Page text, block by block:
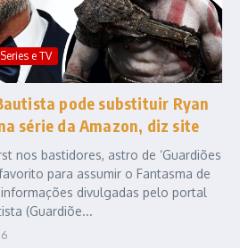
Series e TV
pode substituir Ryan
série da Amazon, diz site
nos bastidores, astro de ‘Guardiões
para assumir o Fantasma de
divulgadas pelo portal
(Guardiõe...